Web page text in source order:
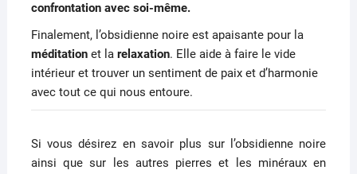
confrontation avec soi-même.
Finalement, l’obsidienne noire est apaisante pour la
méditationet la relaxation. Elle aide à faire le vide
intérieur et trouver un sentiment de paix et d’harmonie
avec tout ce qui nous entoure.
Si vous désirez en savoir plus sur l’obsidienne noire
ainsi que sur les autres pierres et les minéraux en